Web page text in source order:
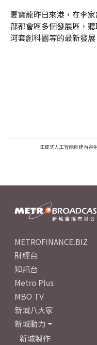
夏寶龍昨日來港，在李
部都會區多個發展區，
河套創科園等的最新發展
生成式人工智能創建內容
METROFINANCE.BIZ
財經台
知訊台
Metro Plus
MBO TV
新城八大家
新城動力
新城製作